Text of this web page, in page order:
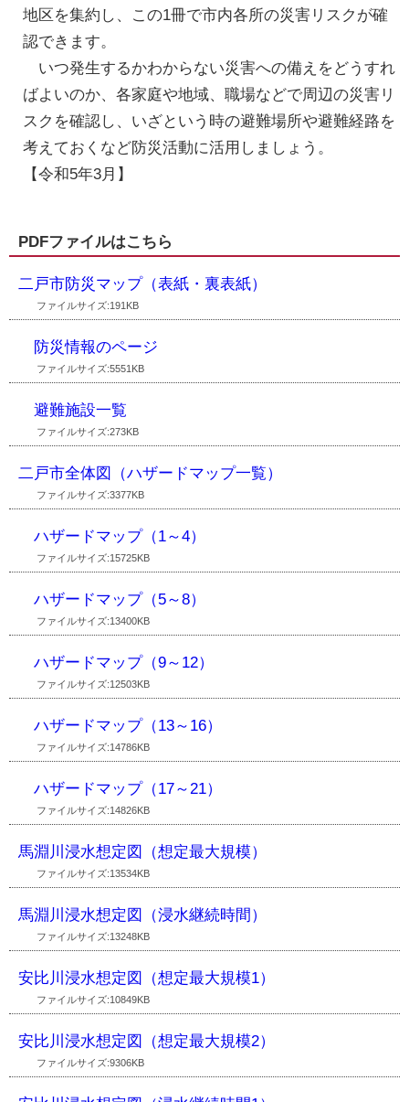
地区を集約し、この1冊で市内各所の災害リスクが確
認できます。
いつ発生するかわからない災害への備えをどうすれ
ばよいのか、各家庭や地域、職場などで周辺の災害リ
スクを確認し、いざという時の避難場所や避難経路を
考えておくなど防災活動に活用しましょう。
【令和5年3月】
PDFファイルはこちら
二戸市防災マップ（表紙・裏表紙）
ファイルサイズ:191KB
防災情報のページ
ファイルサイズ:5551KB
避難施設一覧
ファイルサイズ:273KB
二戸市全体図（ハザードマップ一覧）
ファイルサイズ:3377KB
ハザードマップ（1～4）
ファイルサイズ:15725KB
ハザードマップ（5～8）
ファイルサイズ:13400KB
ハザードマップ（9～12）
ファイルサイズ:12503KB
ハザードマップ（13～16）
ファイルサイズ:14786KB
ハザードマップ（17～21）
ファイルサイズ:14826KB
馬淵川浸水想定図（想定最大規模）
ファイルサイズ:13534KB
馬淵川浸水想定図（浸水継続時間）
ファイルサイズ:13248KB
安比川浸水想定図（想定最大規模1）
ファイルサイズ:10849KB
安比川浸水想定図（想定最大規模2）
ファイルサイズ:9306KB